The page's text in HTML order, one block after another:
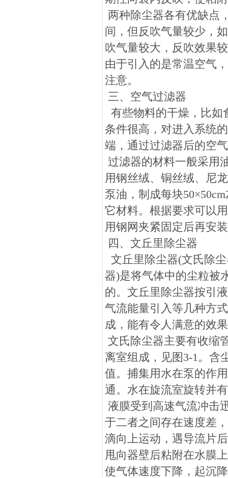
两种除尘器各有优缺点
间，但反吹气量较少，
吹气量较大，反吹效果
由于引入的是常温空气
注意。
三、空气过滤器
有些物料的干燥，比如
条件很高，对进入系统
端，通过过滤器后的空
过滤器的材料一般采用
用钢丝绒、铜丝绒、尼
泵油，制成每块
它材料。根据要求可以
用钢网夹紧固定后再安
四、文丘里除尘器
文丘里除尘器(文氏除
器)是将气体中的尘粒被
的。文丘里除尘器按引
气流能量引入等几种方
成，能有令人满意的效
文氏除尘器主要有收缩
离室组成，见图3-1。含
值。捕集用水在泵的作
通。水在旋流室旋转并
液膜受到高速气流冲击
于二者之间存在速度差
滴向上运动，遇导流片
甩向器壁后粘附在水膜
使气体速度下降，起沉